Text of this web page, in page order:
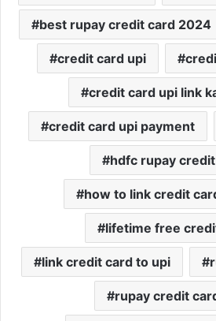
best rupay credit card 2024
credit card upi
credit card upi link
credit card upi payment
hdfc rupay
how to link credit
lifetime free
link credit card to upi
rupay credit